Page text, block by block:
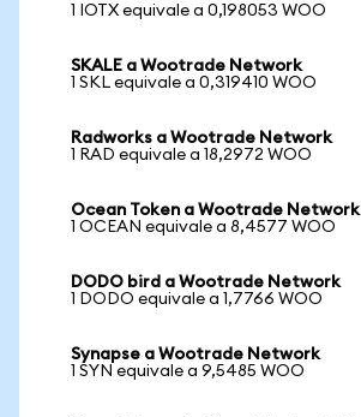
1 IOTX equivale a 0,198053 WOO
SKALE a Wootrade Network
1 SKL equivale a 0,319410 WOO
Radworks a Wootrade Network
1 RAD equivale a 18,2972 WOO
Ocean Token a Wootrade Network
1 OCEAN equivale a 8,4577 WOO
DODO bird a Wootrade Network
1 DODO equivale a 1,7766 WOO
Synapse a Wootrade Network
1 SYN equivale a 9,5485 WOO